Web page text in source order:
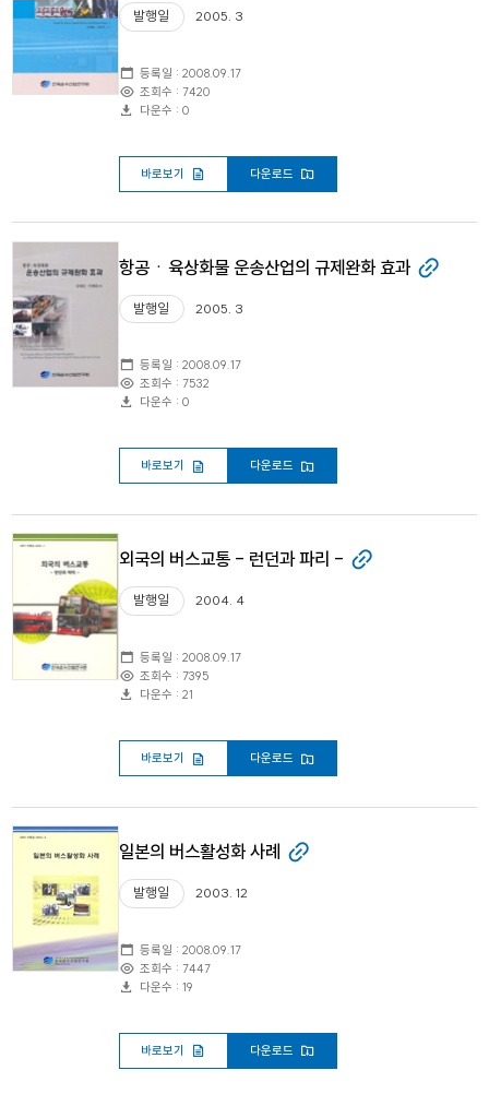
발행일 2005. 3
등록일 : 2008.09.17
조회수 : 7420
다운수 : 0
바로보기 다운로드
항공ㆍ육상화물 운송산업의 규제완화 효과
발행일 2005. 3
등록일 : 2008.09.17
조회수 : 7532
다운수 : 0
바로보기 다운로드
외국의 버스교통 - 런던과 파리 -
발행일 2004. 4
등록일 : 2008.09.17
조회수 : 7395
다운수 : 21
바로보기 다운로드
일본의 버스활성화 사례
발행일 2003. 12
등록일 : 2008.09.17
조회수 : 7447
다운수 : 19
바로보기 다운로드